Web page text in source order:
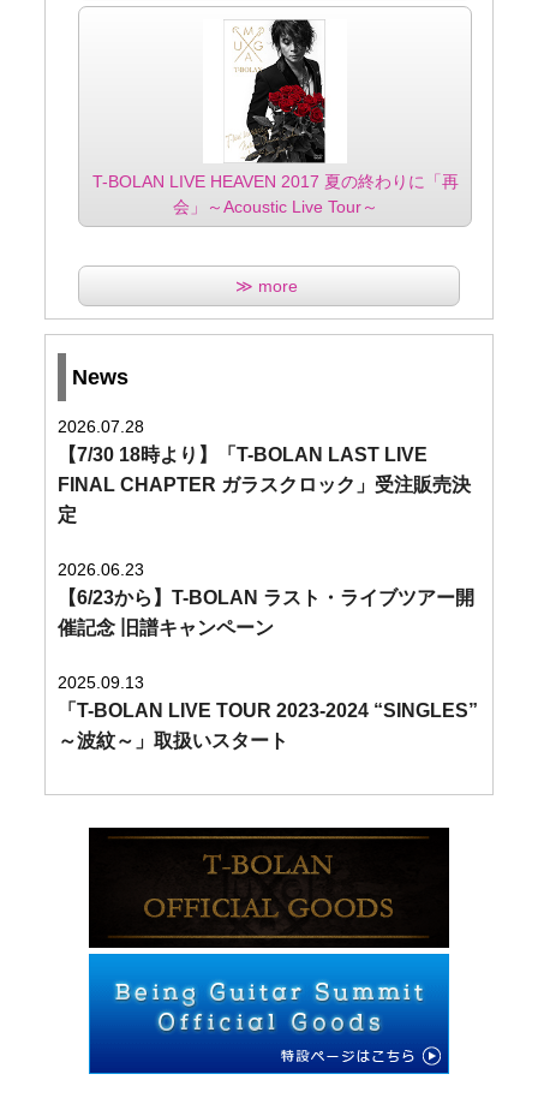
T-BOLAN LIVE HEAVEN 2017 夏の終わりに「再
会」～Acoustic Live Tour～
≫ more
News
2026.07.28
【7/30 18時より】「T-BOLAN LAST LIVE
FINAL CHAPTER ガラスクロック」受注販売決
定
2026.06.23
【6/23から】T-BOLAN ラスト・ライブツアー開
催記念 旧譜キャンペーン
2025.09.13
「T-BOLAN LIVE TOUR 2023-2024 “SINGLES”
～波紋～」取扱いスタート